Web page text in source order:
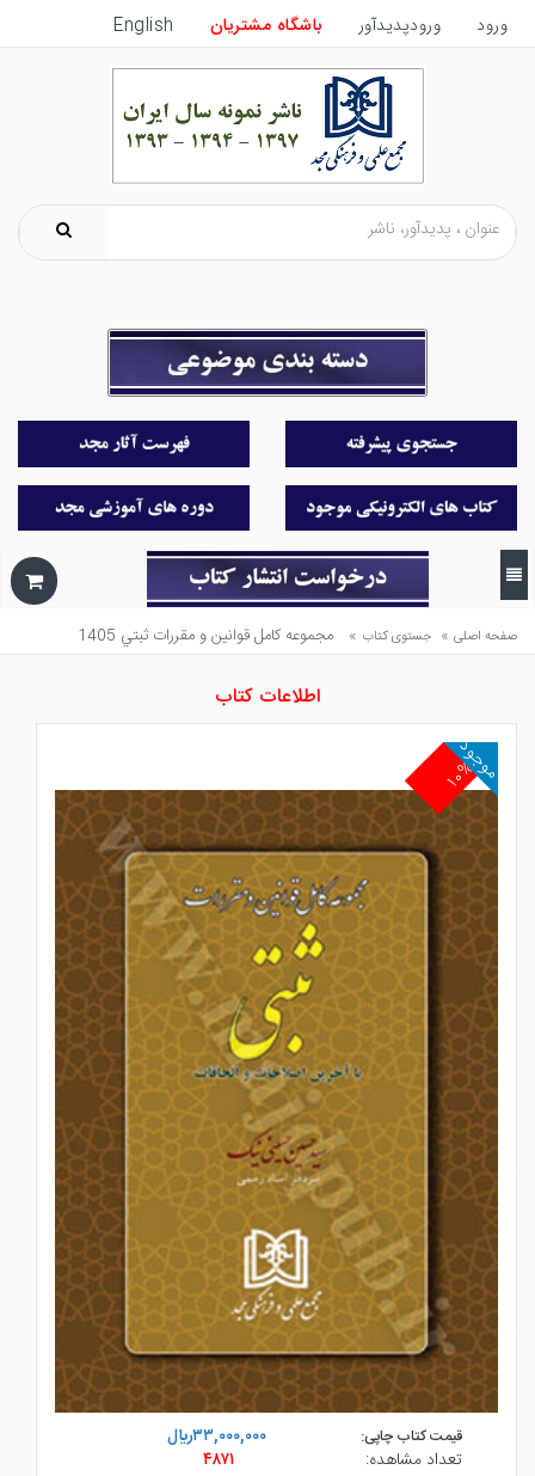
ورود ورودپدیدآور باشگاه مشتریان English
صفحه اصلی » جستوی کتاب » مجموعه كامل قوانين و مقررات ثبتي 1405
اطلاعات کتاب
۱۰%
موجود
قیمت کتاب چاپی:
۳۳,۰۰۰,۰۰۰ريال
تعداد مشاهده:
۴۸۷۱